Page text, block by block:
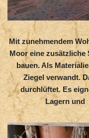
Mit zunehmendem
Moor eine zusätzliche
bauen. Als
Ziegel verwandt.
durchlüftet. Es
Lagern und